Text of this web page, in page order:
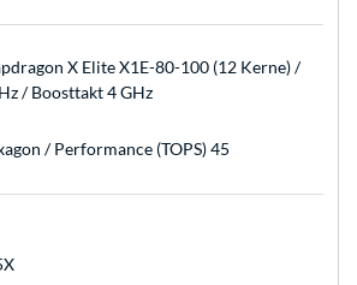
X Elite X1E-80-100 (12 Kerne) /
/ Boosttakt 4 GHz
/ Performance (TOPS) 45